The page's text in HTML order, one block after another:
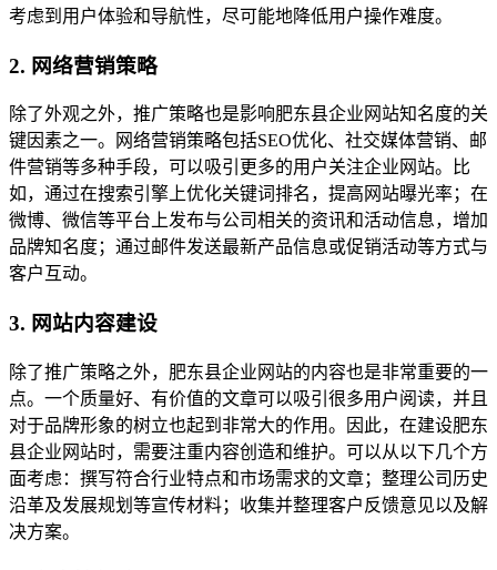
考虑到用户体验和导航性，尽可能地降低用户操作难度。
2. 网络营销策略
除了外观之外，推广策略也是影响肥东县企业网站知名度的关
键因素之一。网络营销策略包括SEO优化、社交媒体营销、邮
件营销等多种手段，可以吸引更多的用户关注企业网站。比
如，通过在搜索引擎上优化关键词排名，提高网站曝光率；在
微博、微信等平台上发布与公司相关的资讯和活动信息，增加
品牌知名度；通过邮件发送最新产品信息或促销活动等方式与
客户互动。
3. 网站内容建设
除了推广策略之外，肥东县企业网站的内容也是非常重要的一
点。一个质量好、有价值的文章可以吸引很多用户阅读，并且
对于品牌形象的树立也起到非常大的作用。因此，在建设肥东
县企业网站时，需要注重内容创造和维护。可以从以下几个方
面考虑：撰写符合行业特点和市场需求的文章；整理公司历史
沿革及发展规划等宣传材料；收集并整理客户反馈意见以及解
决方案。